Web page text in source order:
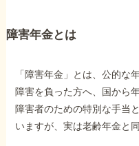
障害年金とは
「障害年金」とは、公的な
障害を負った方へ、国から
障害者のための特別な手当
いますが、実は老齢年金と